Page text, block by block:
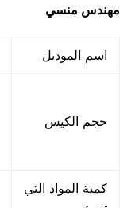
مهندس منسي
اسم الموديل
حجم الكيس
كمية المواد التي